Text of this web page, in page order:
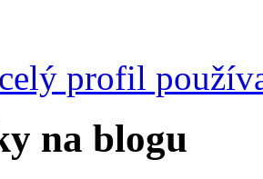
profil
na blogu